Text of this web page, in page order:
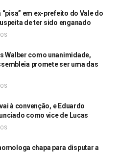
“pisa” em ex-prefeito do Vale do
de ter sido enganado
Walber como unanimidade,
promete ser uma das
à convenção, e Eduardo
como vice de Lucas
chapa para disputar a